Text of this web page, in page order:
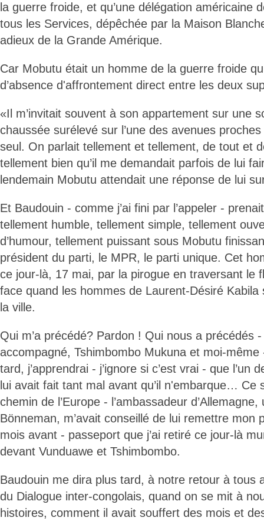
la guerre froide, et qu’une délégation américaine
tous les Services, dépêchée par la Maison
adieux de la Grande Amérique.
Car Mobutu était un homme de la guerre froide
d’absence d'affrontement direct entre les deux
«Il m’invitait souvent à son appartement sur une
chaussée surélevé sur l’une des avenues
seul. On parlait tellement et tellement, de tout et
tellement bien qu’il me demandait parfois de lui
lendemain Mobutu attendait une réponse de lui
Et Baudouin - comme j’ai fini par l’appeler -
tellement humble, tellement simple, tellement
d’humour, tellement puissant sous Mobutu
président du parti, le MPR, le parti unique. Cet
ce jour-là, 17 mai, par la pirogue en traversant le
face quand les hommes de Laurent-Désiré Kabila
la ville.
Qui m’a précédé? Pardon ! Qui nous a précédés
accompagné, Tshimbombo Mukuna et moi-
tard, j’apprendrai - j’ignore si c’est vrai - que l’un
lui avait fait tant mal avant qu’il n'embarque… Ce
chemin de l’Europe - l’ambassadeur
Bönneman, m’avait conseillé de lui remettre mon
mois avant - passeport que j’ai retiré ce jour-là
devant Vunduawe et Tshimbombo.
Baudouin me dira plus tard, à notre retour à tous
du Dialogue inter-congolais, quand on se mit à
histoires, comment il avait souffert des mois et